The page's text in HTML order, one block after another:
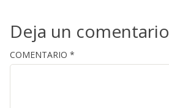
Deja un comentario
COMENTARIO *